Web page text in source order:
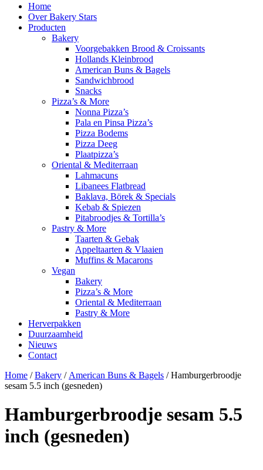
Home
Over Bakery Stars
Producten
Bakery
Voorgebakken Brood & Croissants
Hollands Kleinbrood
American Buns & Bagels
Sandwichbrood
Snacks
Pizza’s & More
Nonna Pizza’s
Pala en Pinsa Pizza’s
Pizza Bodems
Pizza Deeg
Plaatpizza’s
Oriental & Mediterraan
Lahmacuns
Libanees Flatbread
Baklava, Börek & Specials
Kebab & Spiezen
Pitabroodjes & Tortilla’s
Pastry & More
Taarten & Gebak
Appeltaarten & Vlaaien
Muffins & Macarons
Vegan
Bakery
Pizza’s & More
Oriental & Mediterraan
Pastry & More
Herverpakken
Duurzaamheid
Nieuws
Contact
Home /Bakery / American Buns & Bagels / Hamburgerbroodje
sesam 5.5 inch (gesneden)
Hamburgerbroodje sesam 5.5
inch (gesneden)